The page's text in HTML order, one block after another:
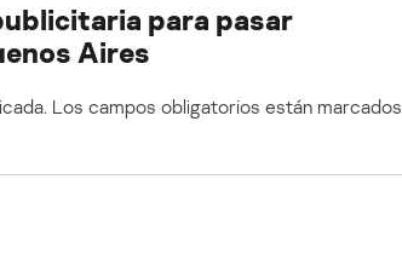
para pasar
Aires
Los campos obligatorios están marcados